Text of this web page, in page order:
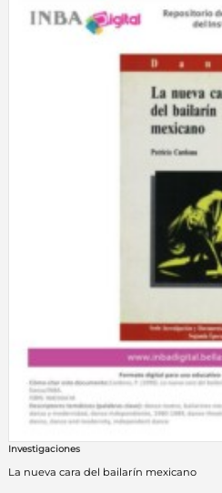
Investigaciones
La nueva cara del bailarín mexicano